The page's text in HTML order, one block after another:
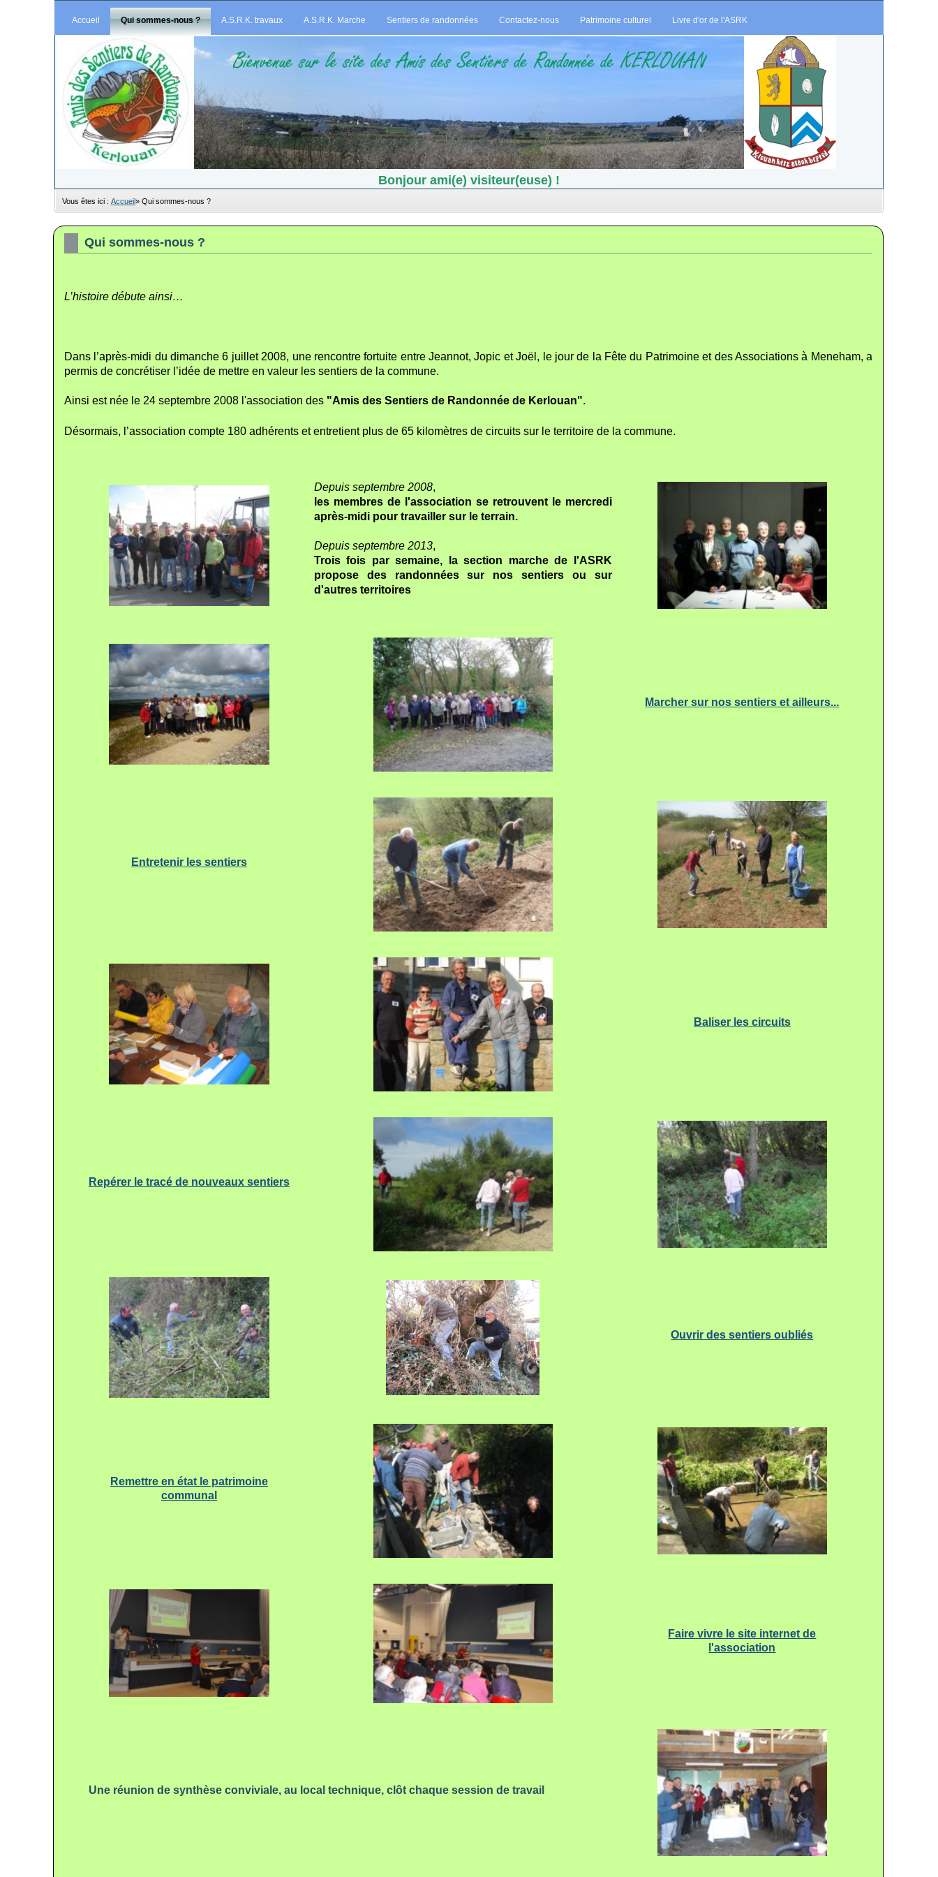
Accueil Qui sommes-nous ? A.S.R.K. travaux A.S.R.K. Marche Sentiers de randonnées Contactez-nous Patrimoine culturel Livre d'or de l'ASRK
Bonjour ami(e) visiteur(euse) !
Vous êtes ici : Accueil» Qui sommes-nous ?
Qui sommes-nous ?
L’histoire débute ainsi…
Dans l’après-midi du dimanche 6 juillet 2008, une rencontre fortuite entre Jeannot, Jopic et Joël, le jour de la Fête du Patrimoine et des Associations à Meneham, a
permis de concrétiser l’idée de mettre en valeur les sentiers de la commune.
Ainsi est née le 24 septembre 2008 l'association des "Amis des Sentiers de Randonnée de Kerlouan".
Désormais, l’association compte 180 adhérents et entretient plus de 65 kilomètres de circuits sur le territoire de la commune.
Depuis septembre 2008,
les membres de l'association se retrouvent le mercredi
après-midi pour travailler sur le terrain.
Depuis septembre 2013,
Trois fois par semaine, la section marche de l'ASRK
propose des randonnées sur nos sentiers ou sur
d'autres territoires
Marcher sur nos sentiers et ailleurs...
Entretenir les sentiers
Baliser les circuits
Repérer le tracé de nouveaux sentiers
Ouvrir des sentiers oubliés
Remettre en état le patrimoine
communal
Faire vivre le site internet de
l'association
Une réunion de synthèse conviviale, au local technique, clôt chaque session de travail